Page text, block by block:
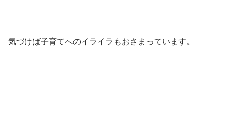
気づけば子育てへのイライラもおさまっています。